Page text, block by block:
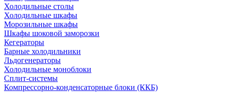
Холодильные столы
Холодильные шкафы
Морозильные шкафы
Шкафы шоковой заморозки
Кегераторы
Барные холодильники
Льдогенераторы
Холодильные моноблоки
Сплит-системы
Компрессорно-конденсаторные блоки (ККБ)